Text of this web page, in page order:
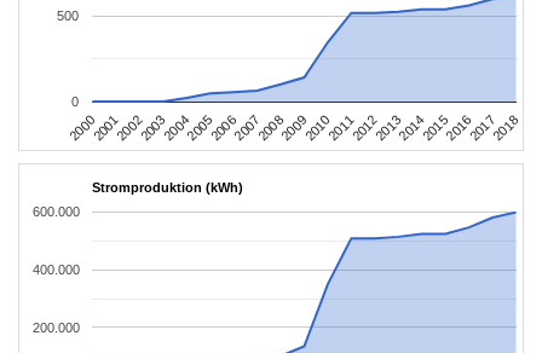
2000200120022003200420052006200720082009201020112012201320142015201620172018
0
500
Stromproduktion (kWh)
200.000
400.000
600.000